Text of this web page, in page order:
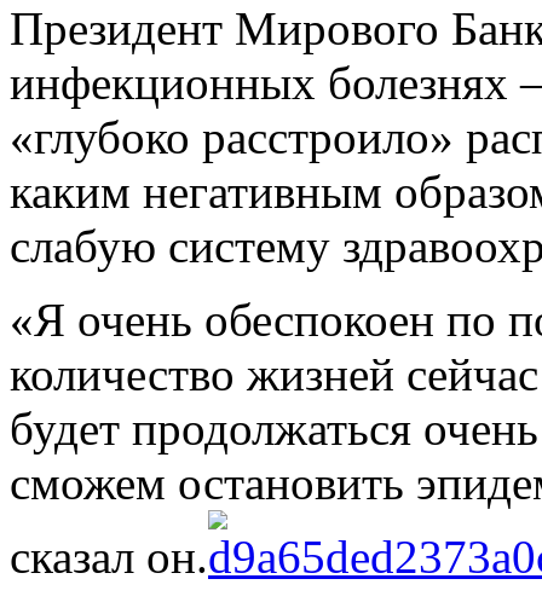
Президент Мирового
инфекционных болезнях
«глубоко расстроило»
каким негативным
слабую систему
«Я очень обеспокоен по
количество жизней
будет продолжаться
сможем остановить
сказал он.